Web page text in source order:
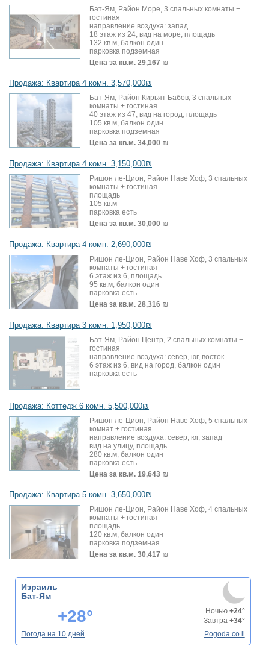
Бат-Ям, Район Море, 3 спальных комнаты +
гостиная
направление воздуха: запад
18 этаж из 24, вид на море, площадь
132 кв.м, балкон один
парковка подземная
Цена за кв.м. 29,167 ₪
Продажа: Квартира 4 комн. 3,570,000₪
Бат-Ям, Район Кирьят Бабов, 3 спальных
комнаты + гостиная
40 этаж из 47, вид на город, площадь
105 кв.м, балкон один
парковка подземная
Цена за кв.м. 34,000 ₪
Продажа: Квартира 4 комн. 3,150,000₪
Ришон ле-Цион, Район Наве Хоф, 3 спальных
комнаты + гостиная
площадь
105 кв.м
парковка есть
Цена за кв.м. 30,000 ₪
Продажа: Квартира 4 комн. 2,690,000₪
Ришон ле-Цион, Район Наве Хоф, 3 спальных
комнаты + гостиная
6 этаж из 6, площадь
95 кв.м, балкон один
парковка есть
Цена за кв.м. 28,316 ₪
Продажа: Квартира 3 комн. 1,950,000₪
Бат-Ям, Район Центр, 2 спальных комнаты +
гостиная
направление воздуха: север, юг, восток
6 этаж из 6, вид на город, балкон один
парковка есть
Продажа: Коттедж 6 комн. 5,500,000₪
Ришон ле-Цион, Район Наве Хоф, 5 спальных
комнат + гостиная
направление воздуха: север, юг, запад
вид на улицу, площадь
280 кв.м, балкон один
парковка есть
Цена за кв.м. 19,643 ₪
Продажа: Квартира 5 комн. 3,650,000₪
Ришон ле-Цион, Район Наве Хоф, 4 спальных
комнаты + гостиная
площадь
120 кв.м, балкон один
парковка подземная
Цена за кв.м. 30,417 ₪
Израиль
Бат-Ям
+28° Ночью +24°
Завтра +34°
Погода на 10 дней
Pogoda.co.il